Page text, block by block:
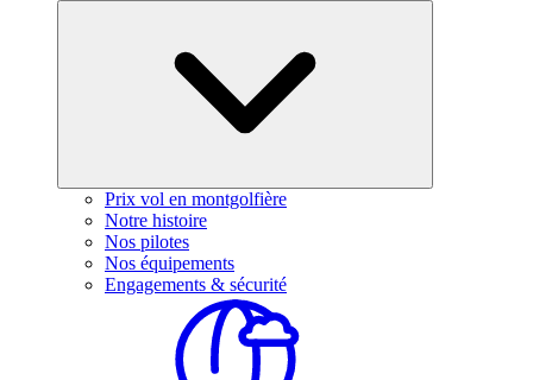
Prix vol en montgolfière
Notre histoire
Nos pilotes
Nos équipements
Engagements & sécurité